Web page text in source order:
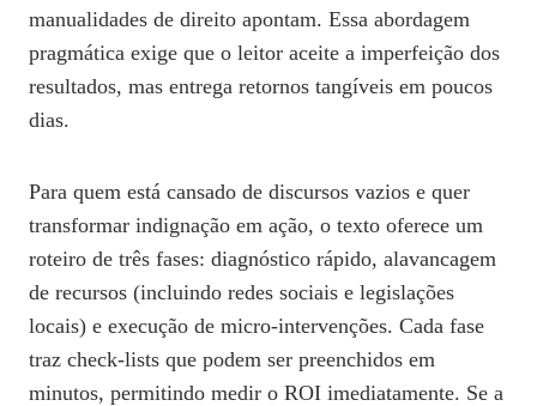
manualidades de direito apontam. Essa abordagem
pragmática exige que o leitor aceite a imperfeição dos
resultados, mas entrega retornos tangíveis em poucos
dias.
Para quem está cansado de discursos vazios e quer
transformar indignação em ação, o texto oferece um
roteiro de três fases: diagnóstico rápido, alavancagem
de recursos (incluindo redes sociais e legislações
locais) e execução de micro‑intervenções. Cada fase
traz check‑lists que podem ser preenchidos em
minutos, permitindo medir o ROI imediatamente. Se a